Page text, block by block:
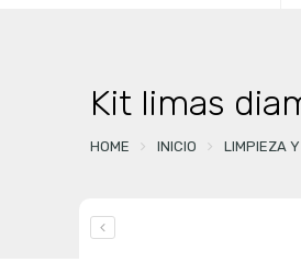
Kit limas
HOME INICIO LIMPIEZA